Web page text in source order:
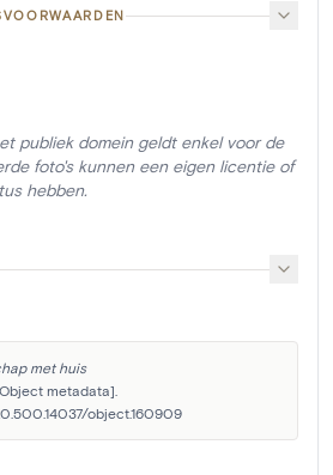
publiek domein geldt enkel voor de
foto's kunnen een eigen licentie of
hebben.
met huis
metadata].
object.160909